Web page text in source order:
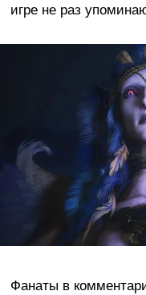
игре не раз
Фанаты в